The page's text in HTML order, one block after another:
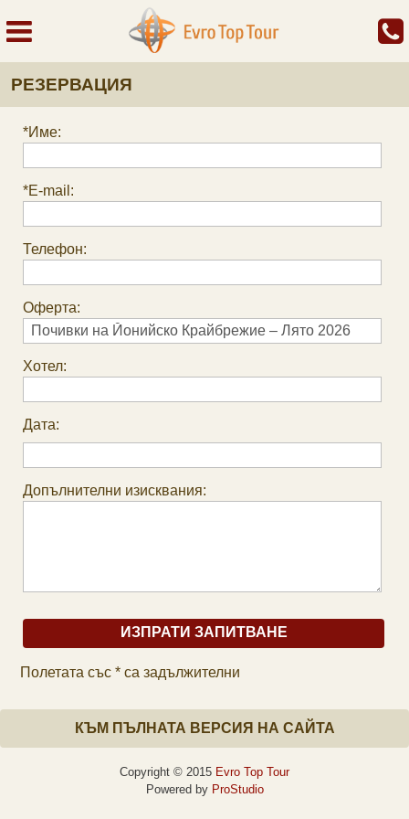
РЕЗЕРВАЦИЯ
*Име:
*E-mail:
Телефон:
Оферта:
Хотел:
Дата:
Допълнителни изисквания:
Полетата със * са задължителни
КЪМ ПЪЛНАТА ВЕРСИЯ НА САЙТА
Copyright © 2015 Evro Top Tour
Powered by ProStudio